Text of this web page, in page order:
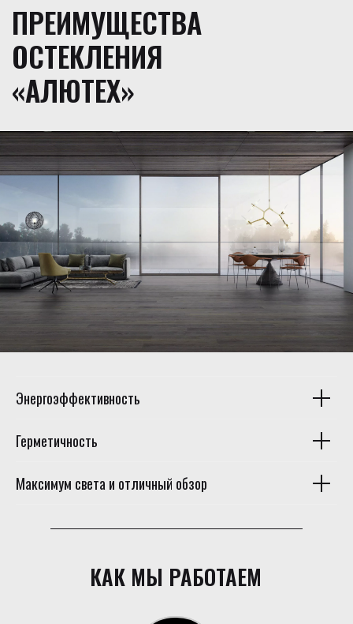
ПРЕИМУЩЕСТВА
ОСТЕКЛЕНИЯ
«АЛЮТЕХ»
Энергоэффективность
Герметичность
Максимум света и отличный обзор
КАК МЫ РАБОТАЕМ